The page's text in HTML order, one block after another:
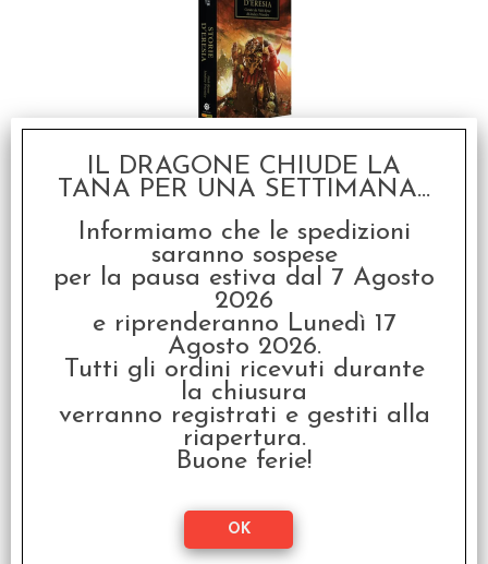
L'Eresia di Horus: Storie
d'Eresia Vol.10
€ 19,90
€15,92
Warhammer 40.000 -
L'Eresia di Horus:
€ 19,90
SCONTO 20%
€15,92
IL DRAGONE CHIUDE LA
TANA PER UNA SETTIMANA...
Informiamo che le spedizioni
saranno sospese
per la pausa estiva dal 7 Agosto
2026
e riprenderanno Lunedì 17
Agosto 2026.
Tutti gli ordini ricevuti durante
la chiusura
verranno registrati e gestiti alla
riapertura.
Buone ferie!